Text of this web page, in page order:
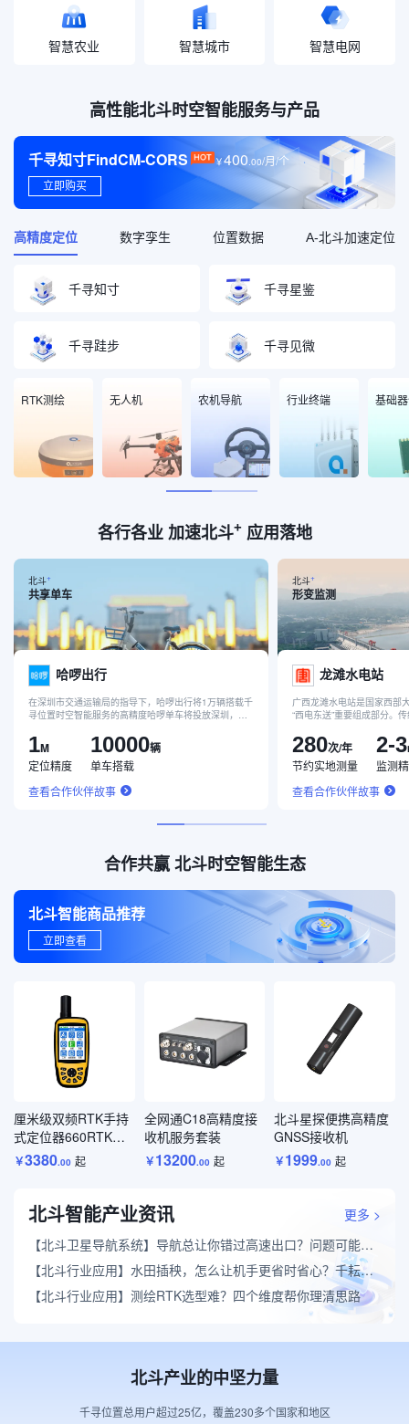
智慧农业 智慧城市 智慧电网
高性能北斗时空智能服务与产品
千寻知寸FindCM-CORS ￥400.00/月/个
立即购买
高精度定位 数字孪生 位置数据 A-北斗加速定位
千寻知寸 千寻星鉴
千寻跬步 千寻见微
RTK测绘 无人机 农机导航 行业终端 基础
各行各业 加速北斗+应用落地
北斗+
共享单车
哈啰出行
在深圳市交通运输局的指导下，哈啰出行将1万辆搭载千
寻位置时空智能服务的高精度哈啰单车将投放深圳，共
子围栏停车技术”有效解决车辆的停放问题。
1M
定位精度
10000辆
单车搭载
查看合作伙伴故事
北斗+
形变监测
龙滩水电站
广西龙滩水电站是国家西部
“西电东送”重要组成部分。
法完成。同时，每个月工作
坝爬坡60公里，完成24次实
自动化监测设备后，工作人
达到毫米级。
280次/年
节约实地测量
2-3
监测
查看合作伙伴故事
合作共赢 北斗时空智能生态
北斗智能商品推荐
立即查看
厘米级双频RTK手持
式定位器660RTK服
务套装
￥3380.00 起
全网通C18高精度接
收机服务套装
￥13200.00 起
北斗星探便携高精度
GNSS接收机
￥1999.00 起
北斗智能产业资讯
更多 >
【北斗卫星导航系统】 导航总让你错过高速出口？问题可能出在定位精度上
【北斗行业应用】 水田插秧，怎么让机手更省时省心？千耘QYX农机自动驾驶做到了
【北斗行业应用】 测绘RTK选型难？四个维度帮你理清思路
北斗产业的中坚力量
千寻位置总用户超过25亿，覆盖230多个国家和地区